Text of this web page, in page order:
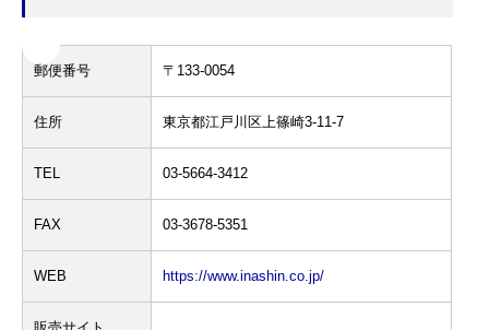
郵便番号 〒133-0054
住所 東京都江戸川区上篠崎3-11-7
TEL 03-5664-3412
FAX 03-3678-5351
WEB https://www.inashin.co.jp/